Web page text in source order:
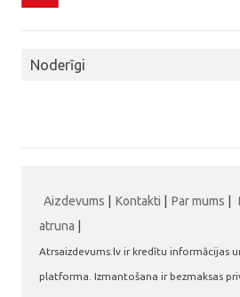
Noderīgi
Aizdevums Kontakti Par mums
atruna
Atrsaizdevums.lv ir kredītu informācijas
platforma. Izmantošana ir bezmaksas